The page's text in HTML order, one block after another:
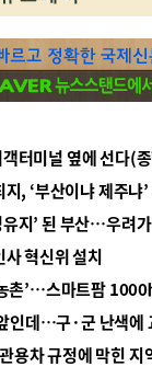
터미널 옆에 선다(
, ‘부산이냐 제주냐
지’ 된 부산…우려
혁신위 설치
차 규정에 막힌 지